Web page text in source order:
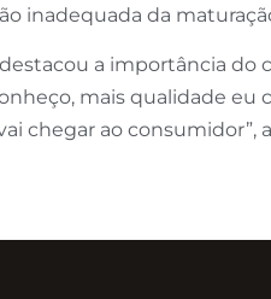
inadequada da
a importância
mais qualidade
chegar ao consumidor”,